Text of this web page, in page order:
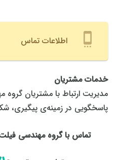
settings_cell اطلاعات تماس
خدمات مشتریان
مدیریت ارتباط با مشتریان
پاسخگویی در زمینه‌ی پیگیری،
تماس با گروه مهندسی